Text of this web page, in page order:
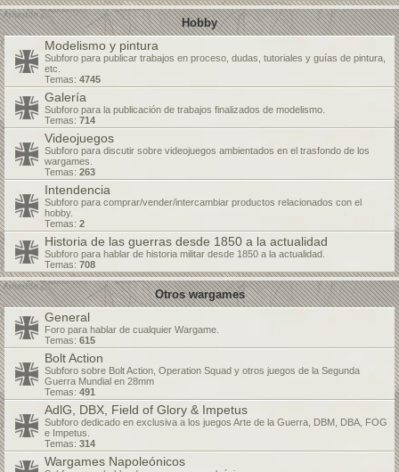
Hobby
Modelismo y pintura
Subforo para publicar trabajos en proceso, dudas, tutoriales y guías de pintura,
etc.
Temas: 4745
Galería
Subforo para la publicación de trabajos finalizados de modelismo.
Temas: 714
Videojuegos
Subforo para discutir sobre videojuegos ambientados en el trasfondo de los
wargames.
Temas: 263
Intendencia
Subforo para comprar/vender/intercambiar productos relacionados con el
hobby.
Temas: 2
Historia de las guerras desde 1850 a la actualidad
Subforo para hablar de historia militar desde 1850 a la actualidad.
Temas: 708
Otros wargames
General
Foro para hablar de cualquier Wargame.
Temas: 615
Bolt Action
Subforo sobre Bolt Action, Operation Squad y otros juegos de la Segunda
Guerra Mundial en 28mm
Temas: 491
AdlG, DBX, Field of Glory & Impetus
Subforo dedicado en exclusiva a los juegos Arte de la Guerra, DBM, DBA, FOG
e Impetus.
Temas: 314
Wargames Napoleónicos